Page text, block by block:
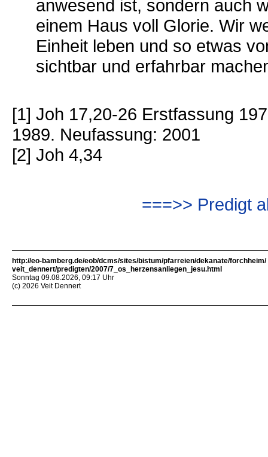
anwesend ist, sondern auch
einem Haus voll Glorie. Wir
Einheit leben und so etwas
sichtbar und erfahrbar
[1] Joh 17,20-26 Erstfassung
1989. Neufassung: 2001
[2] Joh 4,34
===>> Predigt
http://eo-bamberg.de/eob/dcms/sites/bistum/pfarreien/dekanate/forchheim/
veit_dennert/predigten/2007/7_os_herzensanliegen_jesu.html
Sonntag 09.08.2026, 09:17 Uhr
(c) 2026 Veit Dennert